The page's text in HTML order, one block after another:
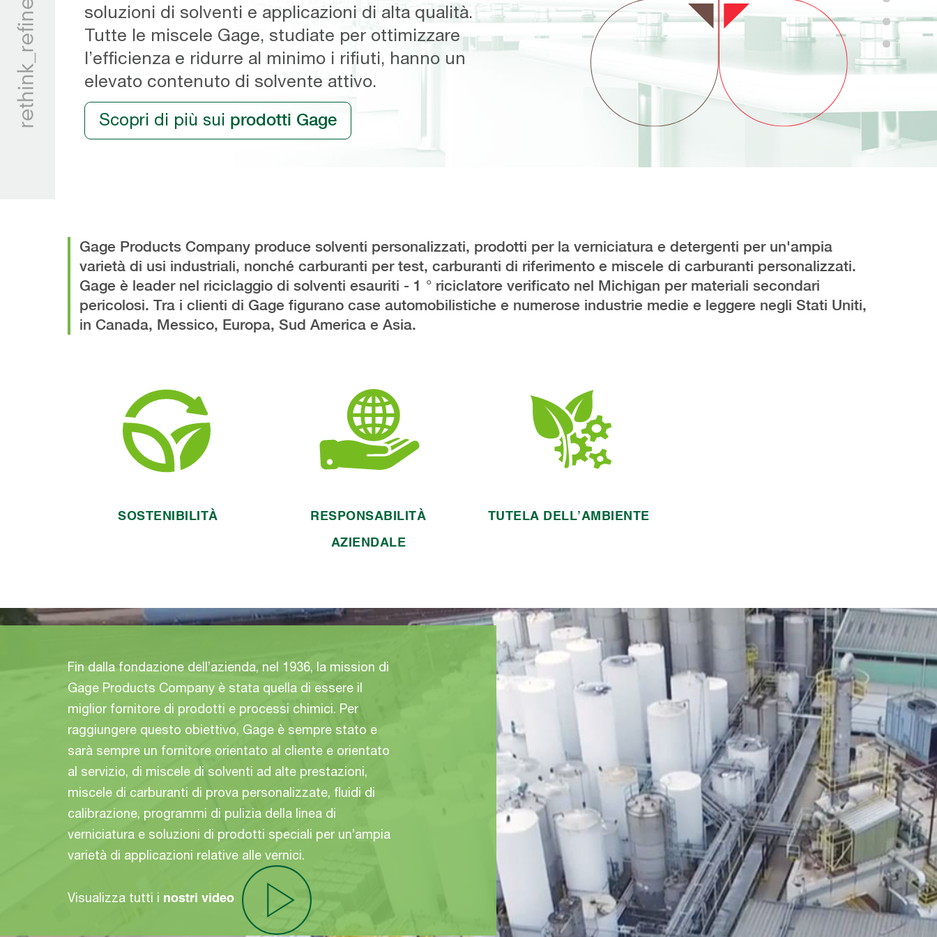
soluzioni di solventi e applicazioni di alta qualità.
Tutte le miscele Gage, studiate per ottimizzare
l’efficienza e ridurre al minimo i rifiuti, hanno un
elevato contenuto di solvente attivo.
Scopri di più sui prodotti Gage
soluzioni di solventi e applicazioni di alta qualità.
Tutte le miscele Gage, studiate per ottimizzare
l’efficienza e ridurre al minimo i rifiuti, hanno un
elevato contenuto di solvente attivo.
Impara di più riguardosolventi Gage
di processi di riciclo eco-compatibili.
Maggiori informazioni più sulriciclo
degli impianti di verniciatura, nonché di soluzioni
per la pulizia dei sistemi di tenuta e degli
scambiatori di calore.
Scoprite di più sullesoluzioni
lavoro di sviluppo nel campo. Realizziamo
costantemente nuovi carburanti personalizzati per i
nostri clienti sulla base delle specifiche richieste e
delle finalità della prova.
Maggiori informazioni suicarburanti
Gage Products Company produce solventi personalizzati, prodotti per la verniciatura e detergenti per un'ampia
varietà di usi industriali, nonché carburanti per test, carburanti di riferimento e miscele di carburanti personalizzati.
Gage è leader nel riciclaggio di solventi esauriti - 1 ° riciclatore verificato nel Michigan per materiali secondari
pericolosi. Tra i clienti di Gage figurano case automobilistiche e numerose industrie medie e leggere negli Stati Uniti,
in Canada, Messico, Europa, Sud America e Asia.
SOSTENIBILITÀ
Gage è un’azienda
guidata dalla qualità e
orientata al cliente che
attribuisce un grande
comunità e all’ambiente
RESPONSABILITÀ
AZIENDALE
Per Gage Products
Company fare impresa
in modo socialmente
responsabile è l’unico
responsabilità aziendale
TUTELA DELL’AMBIENTE
Ci impegniamo a fondo
per ridurre la nostra
impronta ambientale
attraverso pratiche
Fin dalla fondazione dell’azienda, nel 1936, la mission di
Gage Products Company è stata quella di essere il
miglior fornitore di prodotti e processi chimici. Per
raggiungere questo obiettivo, Gage è sempre stato e
sarà sempre un fornitore orientato al cliente e orientato
al servizio, di miscele di solventi ad alte prestazioni,
miscele di carburanti di prova personalizzate, fluidi di
calibrazione, programmi di pulizia della linea di
verniciatura e soluzioni di prodotti speciali per un’ampia
varietà di applicazioni relative alle vernici.
Visualizza tutti i nostri video